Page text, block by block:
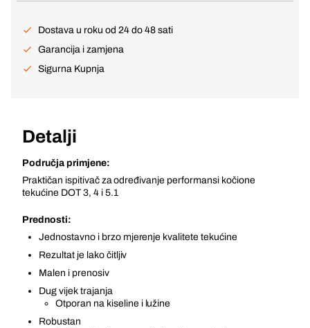
Dostava u roku od 24 do 48 sati
Garancija i zamjena
Sigurna Kupnja
Detalji
Područja primjene:
Praktičan ispitivač za određivanje performansi kočione
tekućine DOT 3, 4 i 5.1
Prednosti:
Jednostavno i brzo mjerenje kvalitete tekućine
Rezultat je lako čitljiv
Malen i prenosiv
Dug vijek trajanja
Otporan na kiseline i lužine
Robustan